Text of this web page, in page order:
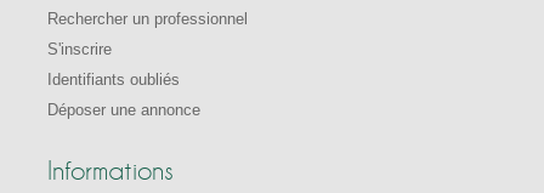
Rechercher un professionnel
S'inscrire
Identifiants oubliés
Déposer une annonce
Informations